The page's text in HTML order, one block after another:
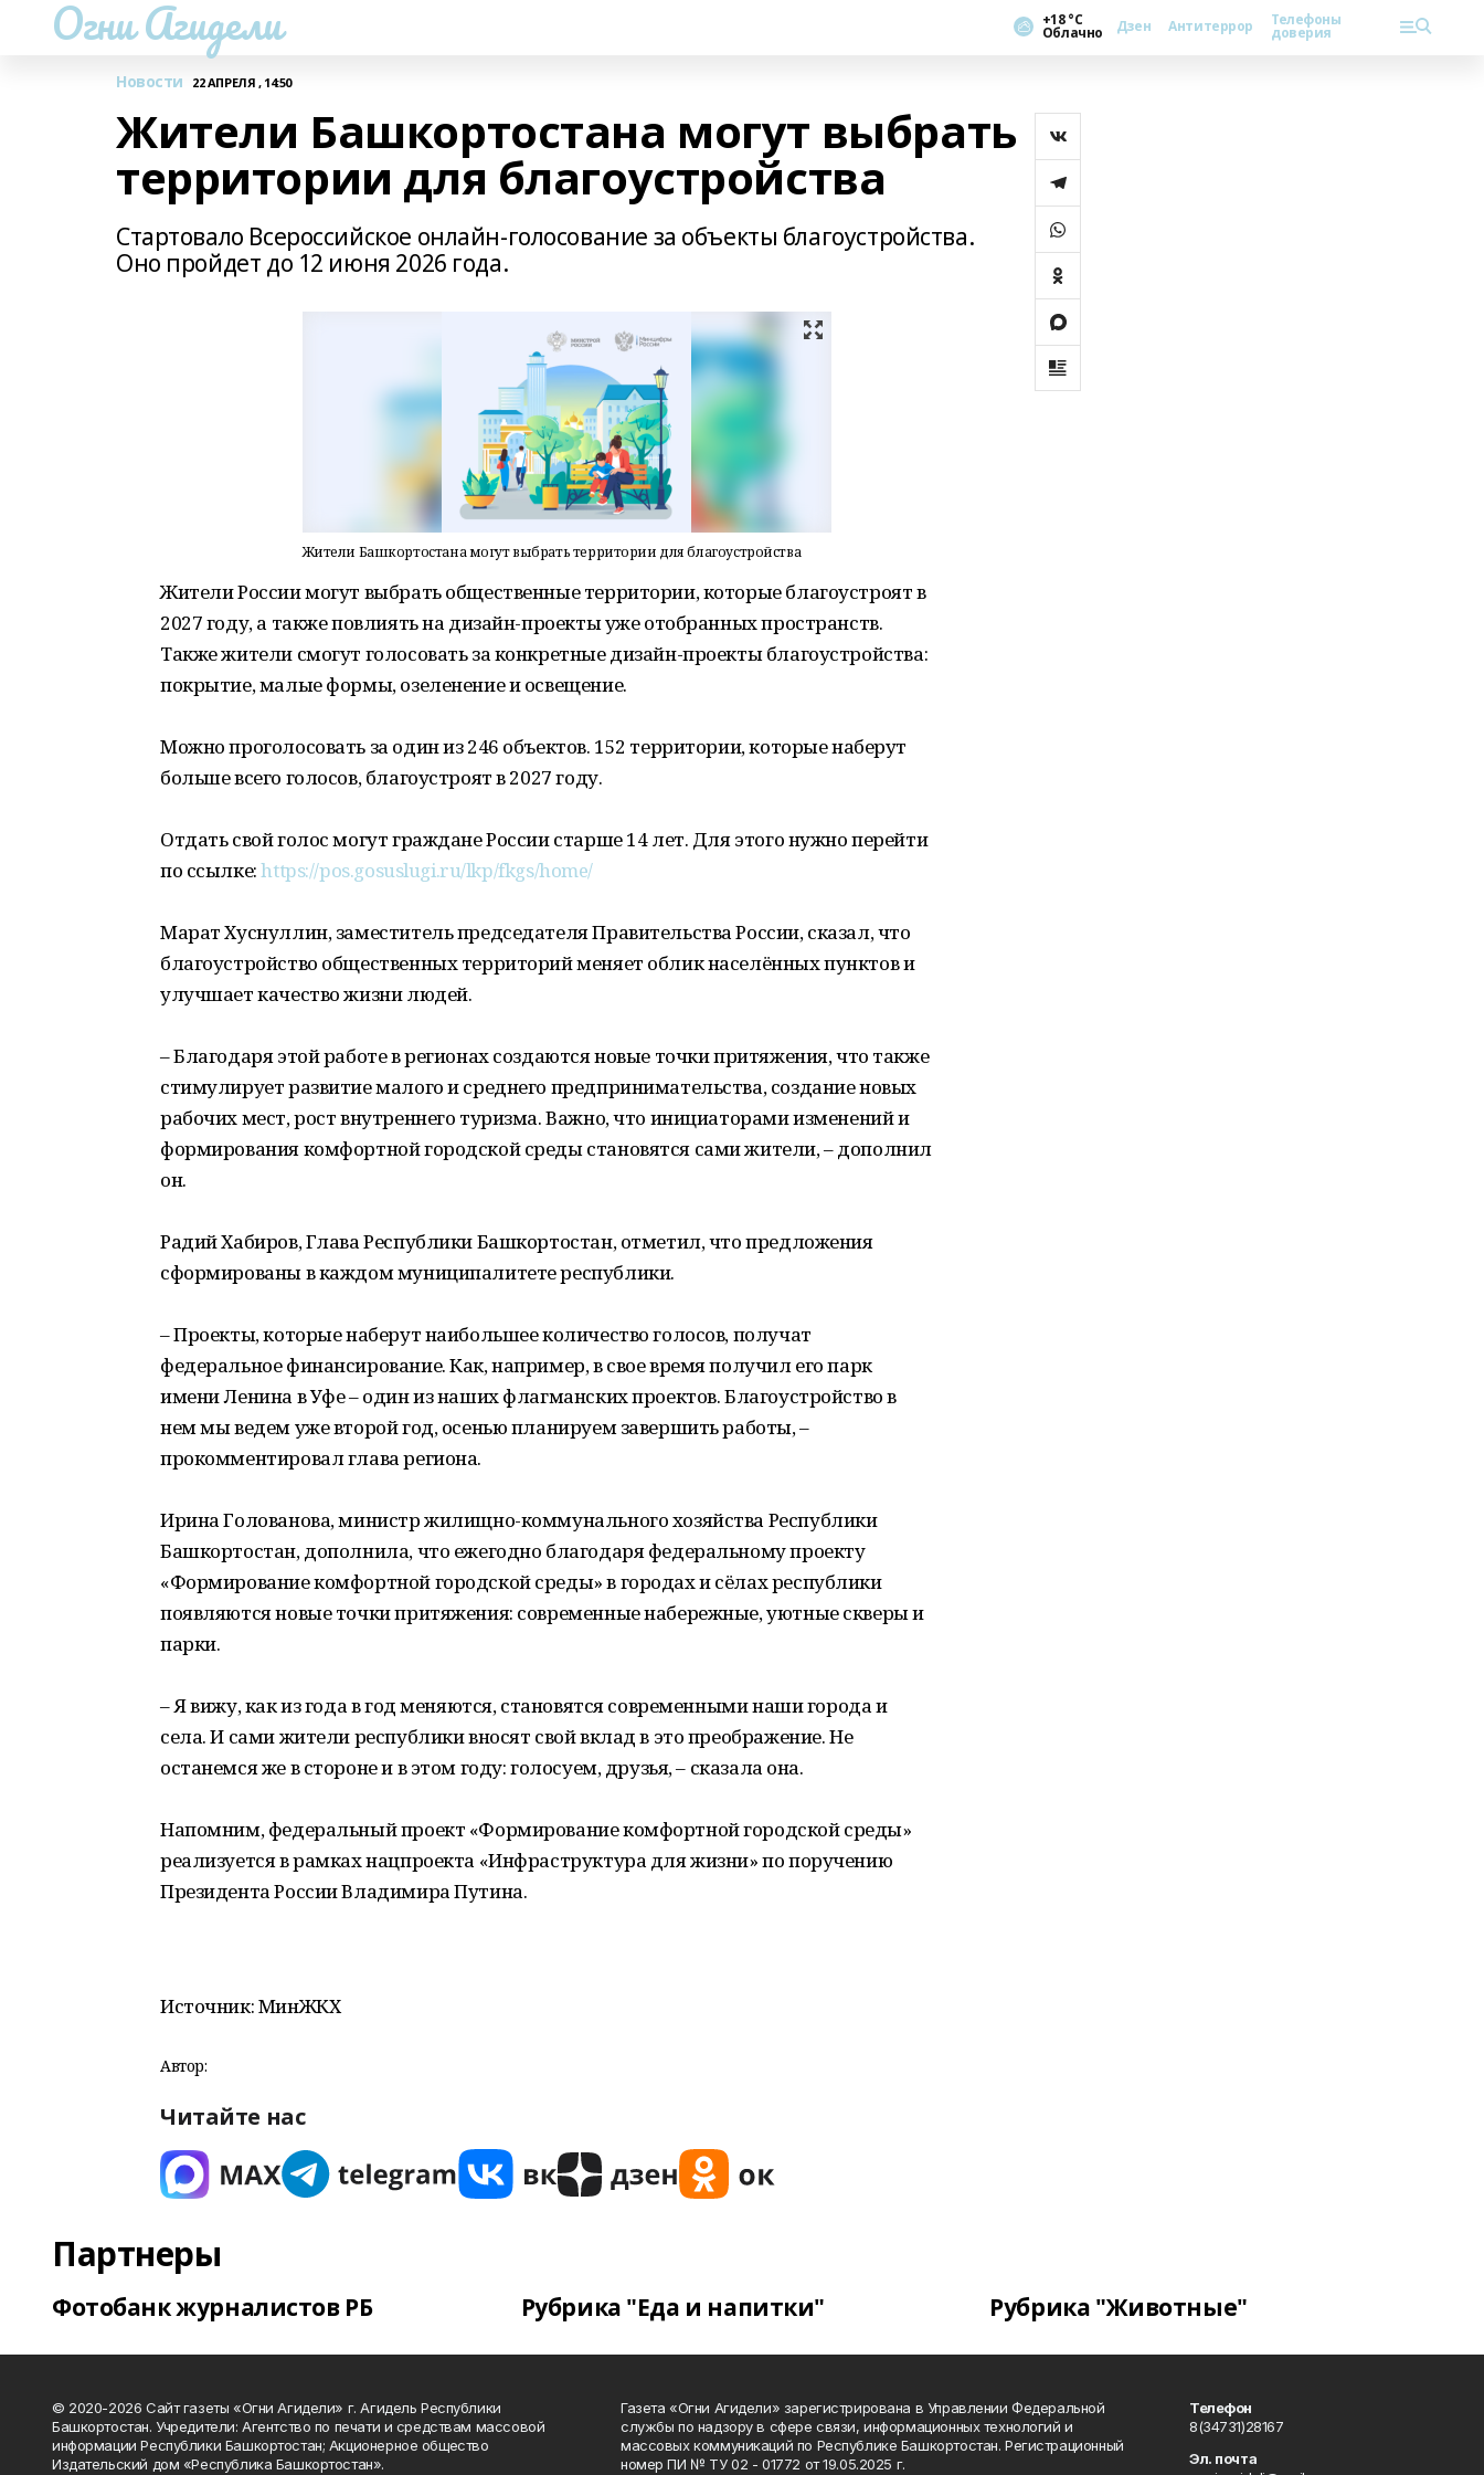
Огни Агидели +18 °С
Облачно Дзен Антитеррор Телефоны
доверия
Новости 22 АПРЕЛЯ , 14:50
Жители Башкортостана могут выбрать
территории для благоустройства
Стартовало Всероссийское онлайн-голосование за объекты благоустройства.
Оно пройдет до 12 июня 2026 года.
Жители Башкортостана могут выбрать территории для благоустройства
Жители России могут выбрать общественные территории, которые благоустроят в
2027 году, а также повлиять на дизайн-проекты уже отобранных пространств.
Также жители смогут голосовать за конкретные дизайн-проекты благоустройства:
покрытие, малые формы, озеленение и освещение.
Можно проголосовать за один из 246 объектов. 152 территории, которые наберут
больше всего голосов, благоустроят в 2027 году.
Отдать свой голос могут граждане России старше 14 лет. Для этого нужно перейти
по ссылке:https://pos.gosuslugi.ru/lkp/fkgs/home/
Марат Хуснуллин, заместитель председателя Правительства России, сказал, что
благоустройство общественных территорий меняет облик населённых пунктов и
улучшает качество жизни людей.
– Благодаря этой работе в регионах создаются новые точки притяжения, что также
стимулирует развитие малого и среднего предпринимательства, создание новых
рабочих мест, рост внутреннего туризма. Важно, что инициаторами изменений и
формирования комфортной городской среды становятся сами жители, – дополнил
он.
Радий Хабиров, Глава Республики Башкортостан, отметил, что предложения
сформированы в каждом муниципалитете республики.
– Проекты, которые наберут наибольшее количество голосов, получат
федеральное финансирование. Как, например, в свое время получил его парк
имени Ленина в Уфе – один из наших флагманских проектов. Благоустройство в
нем мы ведем уже второй год, осенью планируем завершить работы, –
прокомментировал глава региона.
Ирина Голованова, министр жилищно-коммунального хозяйства Республики
Башкортостан, дополнила, что ежегодно благодаря федеральному проекту
«Формирование комфортной городской среды» в городах и сёлах республики
появляются новые точки притяжения: современные набережные, уютные скверы и
парки.
– Я вижу, как из года в год меняются, становятся современными наши города и
села. И сами жители республики вносят свой вклад в это преображение. Не
останемся же в стороне и в этом году: голосуем, друзья, – сказала она.
Напомним, федеральный проект «Формирование комфортной городской среды»
реализуется в рамках нацпроекта «Инфраструктура для жизни» по поручению
Президента России Владимира Путина.
Источник: МинЖКХ
Автор:
Читайте нас
Партнеры
Фотобанк журналистов РБ Рубрика "Еда и напитки" Рубрика "Животные"
© 2020-2026 Сайт газеты «Огни Агидели» г. Агидель Республики
Башкортостан. Учредители: Агентство по печати и средствам массовой
информации Республики Башкортостан; Акционерное общество
Издательский дом «Республика Башкортостан».
Газета «Огни Агидели» зарегистрирована в Управлении Федеральной
службы по надзору в сфере связи, информационных технологий и
массовых коммуникаций по Республике Башкортостан. Регистрационный
номер ПИ № ТУ 02 - 01772 от 19.05.2025 г.
Телефон
8(34731)28167
Эл. почта